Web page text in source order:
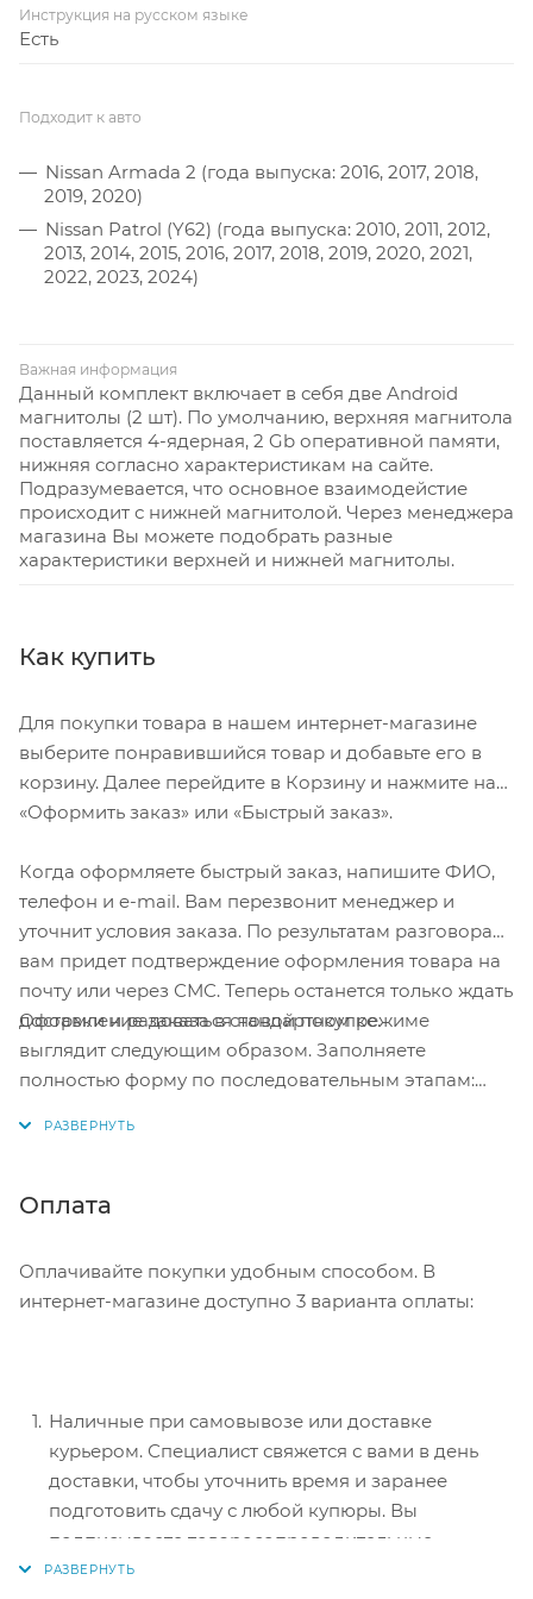
Инструкция на русском языке
Есть
Подходит к авто
Nissan Armada 2 (года выпуска: 2016, 2017, 2018,
2019, 2020)
Nissan Patrol (Y62) (года выпуска: 2010, 2011, 2012,
2013, 2014, 2015, 2016, 2017, 2018, 2019, 2020, 2021,
2022, 2023, 2024)
Важная информация
Данный комплект включает в себя две Android
магнитолы (2 шт). По умолчанию, верхняя магнитола
поставляется 4-ядерная, 2 Gb оперативной памяти,
нижняя согласно характеристикам на сайте.
Подразумевается, что основное взаимодейстие
происходит с нижней магнитолой. Через менеджера
магазина Вы можете подобрать разные
характеристики верхней и нижней магнитолы.
Как купить
Для покупки товара в нашем интернет-магазине
выберите понравившийся товар и добавьте его в
корзину. Далее перейдите в Корзину и нажмите на
«Оформить заказ» или «Быстрый заказ».
Когда оформляете быстрый заказ, напишите ФИО,
телефон и e-mail. Вам перезвонит менеджер и
уточнит условия заказа. По результатам разговора
вам придет подтверждение оформления товара на
почту или через СМС. Теперь останется только ждать
доставки и радоваться новой покупке.
Оформление заказа в стандартном режиме
выглядит следующим образом. Заполняете
полностью форму по последовательным этапам:
Нажмите кнопку «Оформить заказ».
Оплата
Оплачивайте покупки удобным способом. В
интернет-магазине доступно 3 варианта оплаты:
Наличные при самовывозе или доставке
курьером. Специалист свяжется с вами в день
доставки, чтобы уточнить время и заранее
подготовить сдачу с любой купюры. Вы
подписываете товаросопроводительные
документы, вносите денежные средства,